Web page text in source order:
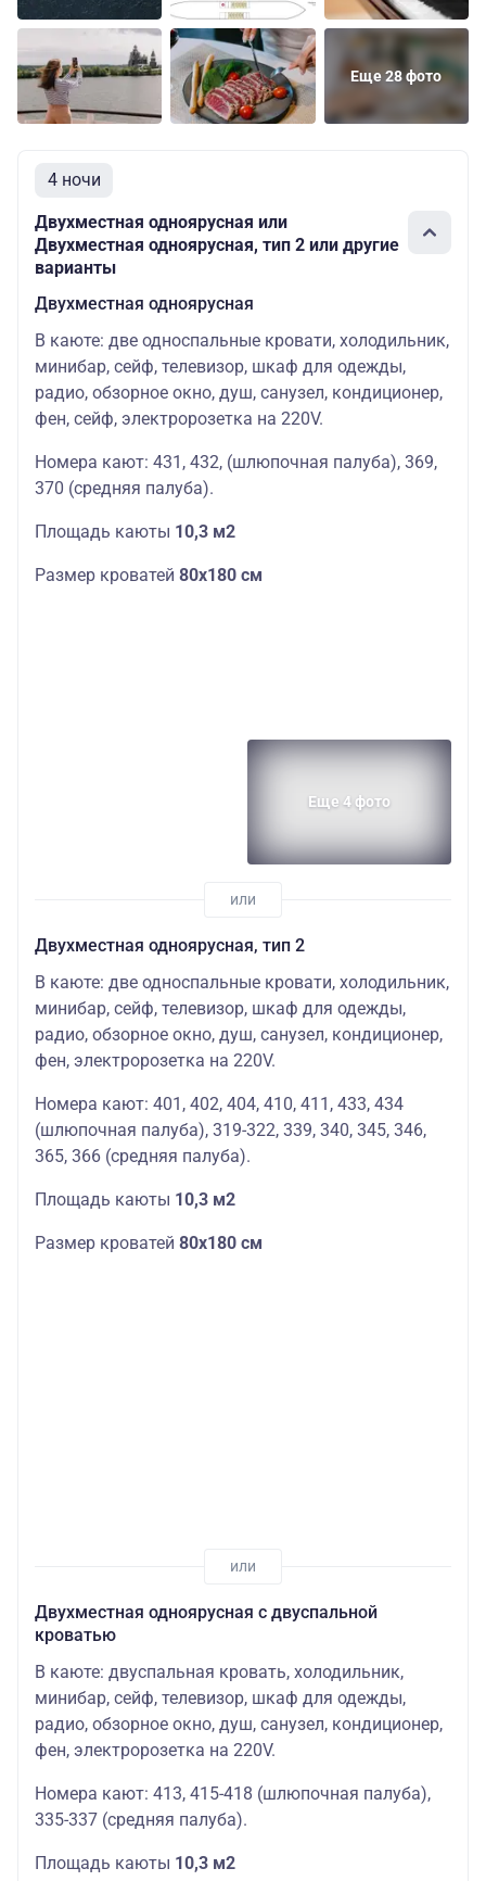
Еще 28 фото
4 ночи
Двухместная одноярусная или
Двухместная одноярусная, тип 2 или другие
варианты
Двухместная одноярусная
В каюте: две односпальные кровати, холодильник,
минибар, сейф, телевизор, шкаф для одежды,
радио, обзорное окно, душ, санузел, кондиционер,
фен, сейф, электророзетка на 220V.
Номера кают: 431, 432, (шлюпочная палуба), 369,
370 (средняя палуба).
Площадь каюты 10,3 м2
Размер кроватей 80х180 см
Еще 4 фото
Двухместная одноярусная, тип 2
В каюте: две односпальные кровати, холодильник,
минибар, сейф, телевизор, шкаф для одежды,
радио, обзорное окно, душ, санузел, кондиционер,
фен, электророзетка на 220V.
Номера кают: 401, 402, 404, 410, 411, 433, 434
(шлюпочная палуба), 319-322, 339, 340, 345, 346,
365, 366 (средняя палуба).
Площадь каюты 10,3 м2
Размер кроватей 80х180 см
Двухместная одноярусная с двуспальной
кроватью
В каюте: двуспальная кровать, холодильник,
минибар, сейф, телевизор, шкаф для одежды,
радио, обзорное окно, душ, санузел, кондиционер,
фен, электророзетка на 220V.
Номера кают: 413, 415-418 (шлюпочная палуба),
335-337 (средняя палуба).
Площадь каюты 10,3 м2